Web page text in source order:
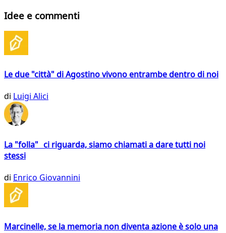
Idee e commenti
Le due "città" di Agostino vivono entrambe dentro di noi
di Luigi Alici
La "folla" ci riguarda, siamo chiamati a dare tutti noi
stessi
di Enrico Giovannini
Marcinelle, se la memoria non diventa azione è solo una